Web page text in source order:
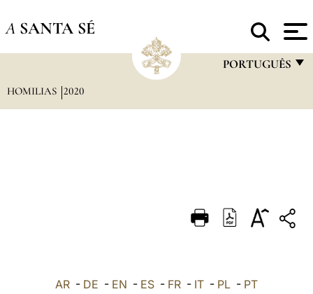
A SANTA SÉ
PORTUGUÊS
DEUTSCH
العربيّة
HOMILIAS 2020
AR - DE - EN - ES - FR - IT - PL - PT